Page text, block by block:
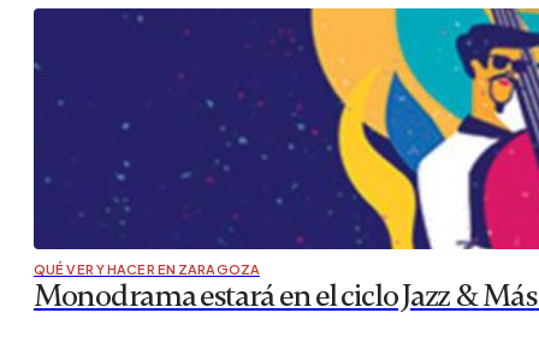
QUÉ VER Y HACER EN ZARAGOZA
Monodrama estará en el ciclo Jazz &